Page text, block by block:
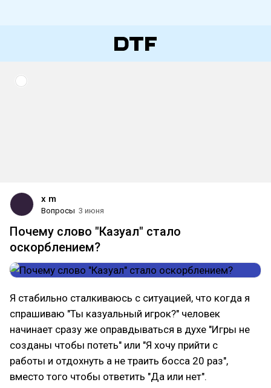
x m
Вопросы 3 июня
Почему слово "Казуал" стало
оскорблением?
Я стабильно сталкиваюсь с ситуацией, что когда я
спрашиваю "Ты казуальный игрок?" человек
начинает сразу же оправдываться в духе "Игры не
созданы чтобы потеть" или "Я хочу прийти с
работы и отдохнуть а не траить босса 20 раз",
вместо того чтобы ответить "Да или нет".